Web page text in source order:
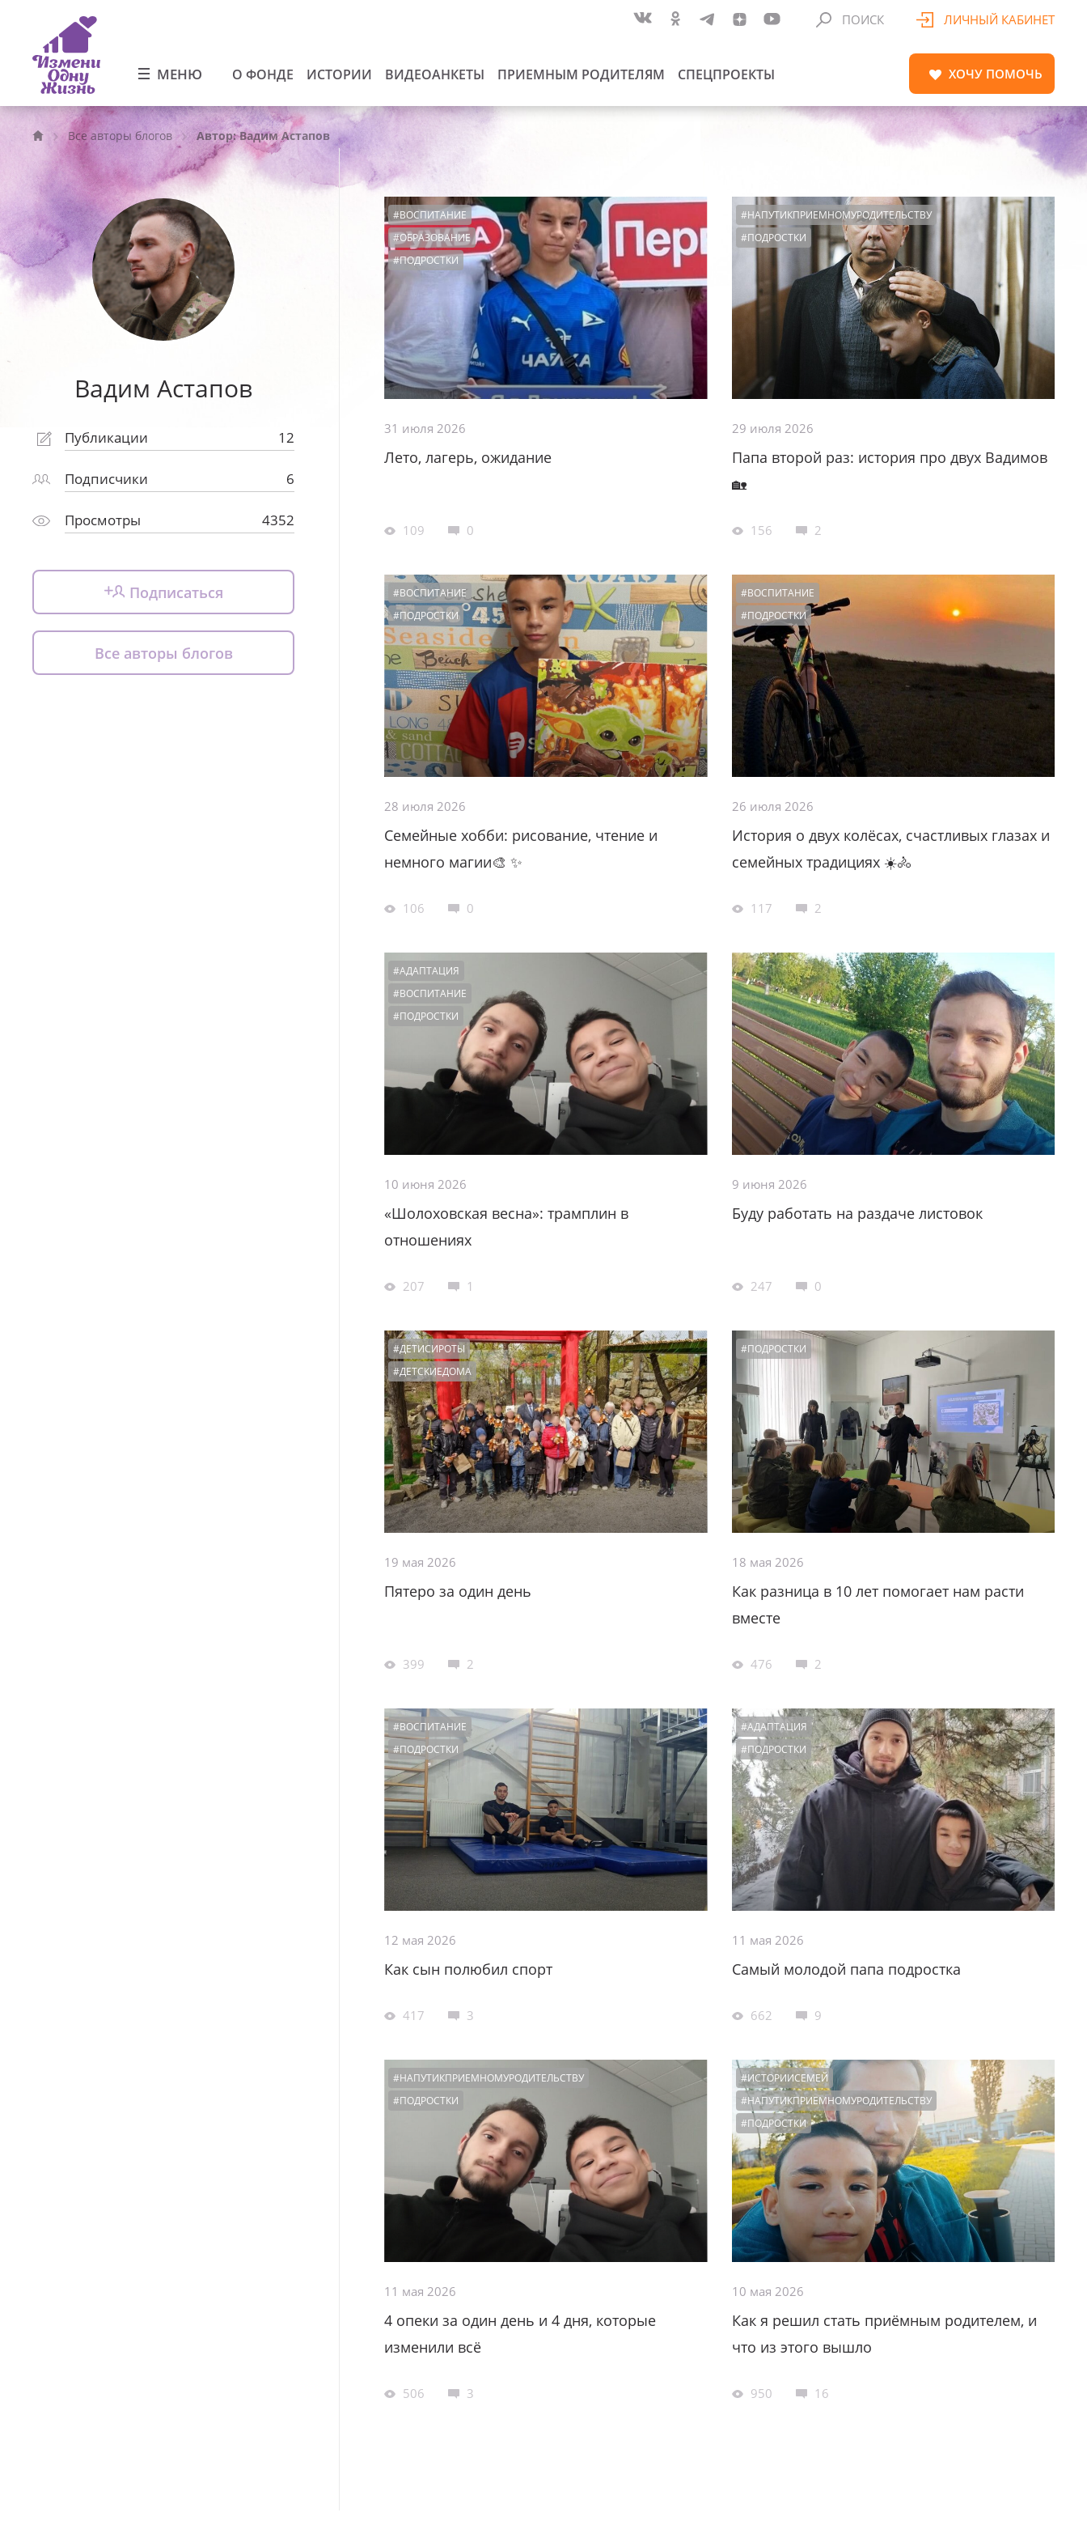
МЕНЮ О ФОНДЕ ИСТОРИИ ВИДЕОАНКЕТЫ ПРИЕМНЫМ РОДИТЕЛЯМ СПЕЦПРОЕКТЫ
ПОИСК ЛИЧНЫЙ КАБИНЕТ
ХОЧУ ПОМОЧЬ
Все авторы блогов Автор: Вадим Астапов
Вадим Астапов
Публикации 12
Подписчики 6
Просмотры 4352
Подписаться
Все авторы блогов
#ВОСПИТАНИЕ
#ОБРАЗОВАНИЕ
#ПОДРОСТКИ
31 июля 2026
Лето, лагерь, ожидание
109 0
#НАПУТИКПРИЕМНОМУРОДИТЕЛЬСТВУ
#ПОДРОСТКИ
29 июля 2026
Папа второй раз: история про двух Вадимов
🏡
156 2
#ВОСПИТАНИЕ
#ПОДРОСТКИ
28 июля 2026
Семейные хобби: рисование, чтение и
немного магии🎨 ✨
106 0
#ВОСПИТАНИЕ
#ПОДРОСТКИ
26 июля 2026
История о двух колёсах, счастливых глазах и
семейных традициях ☀️🚴
117 2
#АДАПТАЦИЯ
#ВОСПИТАНИЕ
#ПОДРОСТКИ
10 июня 2026
«Шолоховская весна»: трамплин в
отношениях
207 1
9 июня 2026
Буду работать на раздаче листовок
247 0
#ДЕТИСИРОТЫ
#ДЕТСКИЕДОМА
19 мая 2026
Пятеро за один день
399 2
#ПОДРОСТКИ
18 мая 2026
Как разница в 10 лет помогает нам расти
вместе
476 2
#ВОСПИТАНИЕ
#ПОДРОСТКИ
12 мая 2026
Как сын полюбил спорт
417 3
#АДАПТАЦИЯ
#ПОДРОСТКИ
11 мая 2026
Самый молодой папа подростка
662 9
#НАПУТИКПРИЕМНОМУРОДИТЕЛЬСТВУ
#ПОДРОСТКИ
11 мая 2026
4 опеки за один день и 4 дня, которые
изменили всё
506 3
#ИСТОРИИСЕМЕЙ
#НАПУТИКПРИЕМНОМУРОДИТЕЛЬСТВУ
#ПОДРОСТКИ
10 мая 2026
Как я решил стать приёмным родителем, и
что из этого вышло
950 16